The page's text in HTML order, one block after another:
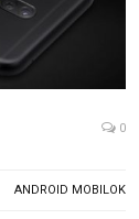
0
ANDROID MOBILOK